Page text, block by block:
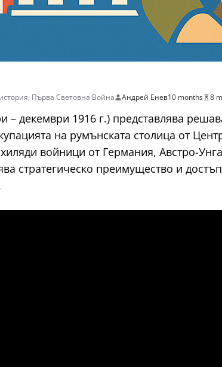
, Първа Световна Война Андрей Енев10 months 8
– декември 1916 г.) представлява
на румънската столица от
войници от Германия, Австро-
стратегическо преимущество и